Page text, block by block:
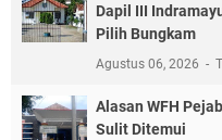
Dapil III
Pilih Bungkam
Agustus 06, 2026
Alasan WFH
Sulit Ditemui